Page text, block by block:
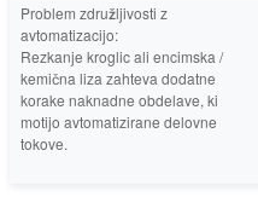
Problem združljivosti z
avtomatizacijo:
Rezkanje kroglic ali encimska /
kemična liza zahteva dodatne
korake naknadne obdelave, ki
motijo avtomatizirane delovne
tokove.